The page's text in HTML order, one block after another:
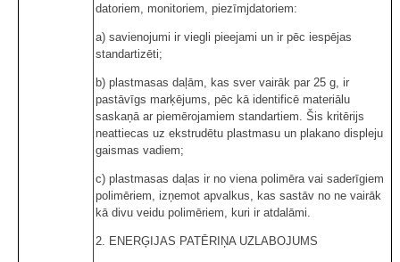
datoriem, monitoriem, piezīmjdatoriem:
a) savienojumi ir viegli pieejami un ir pēc iespējas
standartizēti;
b) plastmasas daļām, kas sver vairāk par 25 g, ir
pastāvīgs marķējums, pēc kā identificē materiālu
saskaņā ar piemērojamiem standartiem. Šis kritērijs
neattiecas uz ekstrudētu plastmasu un plakano displeju
gaismas vadiem;
c) plastmasas daļas ir no viena polimēra vai saderīgiem
polimēriem, izņemot apvalkus, kas sastāv no ne vairāk
kā divu veidu polimēriem, kuri ir atdalāmi.
2. ENERĢIJAS PATĒRIŅA UZLABOJUMS